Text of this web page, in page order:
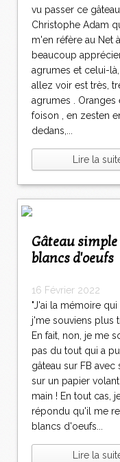
vu passer ce
Christophe Adam
m'en réfère au Net
beaucoup
agrumes et celui-
allez voir est très,
agrumes . Oranges
foison , en zesten
dedans,...
Lire la
Gâteau simple aux
blancs d'oeufs
16 Février 2022
"J'ai la mémoire qui
j'me souviens plus
En fait, non, je me
pas du tout qui a
gâteau sur FB avec
sur un papier
main ! En tout cas,
répondu qu'il me
blancs d'oeufs...
Lire la